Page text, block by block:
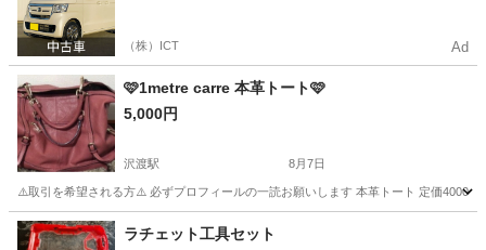
（株）ICT Ad
🩷1metre carre 本革トート🩷
5,000円
沢渡駅 8月7日
⚠️取引を希望される方⚠️ 必ずプロフィールの一読お願いします 本革トート 定価40000
長野 伊那市 沢渡駅 その他 本革
ラチェット工具セット